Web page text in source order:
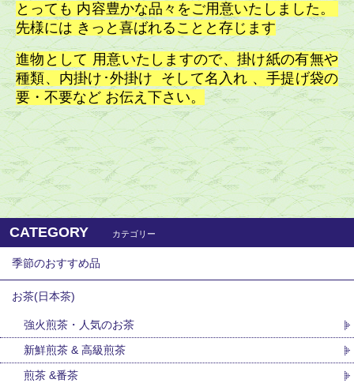
とっても 内容豊かな品々をご用意いたしました。
先様には きっと喜ばれることと存じます
進物として 用意いたしますので、掛け紙の有無や
種類、内掛け･外掛け そして名入れ 、手提げ袋の
要・不要など お伝え下さい。
CATEGORY カテゴリー
季節のおすすめ品
お茶(日本茶)
強火煎茶・人気のお茶
新鮮煎茶 & 高級煎茶
煎茶 &番茶